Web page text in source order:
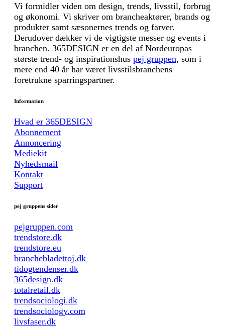
Vi formidler viden om design, trends, livsstil, forbrug
og økonomi. Vi skriver om brancheaktører, brands og
produkter samt sæsonernes trends og farver.
Derudover dækker vi de vigtigste messer og events i
branchen. 365DESIGN er en del af Nordeuropas
største trend- og inspirationshus pej gruppen, som i
mere end 40 år har været livsstilsbranchens
foretrukne sparringspartner.
Information
Hvad er 365DESIGN
Abonnement
Annoncering
Mediekit
Nyhedsmail
Kontakt
Support
pej gruppens sider
pejgruppen.com
trendstore.dk
trendstore.eu
branchebladettoj.dk
tidogtendenser.dk
365design.dk
totalretail.dk
trendsociologi.dk
trendsociology.com
livsfaser.dk